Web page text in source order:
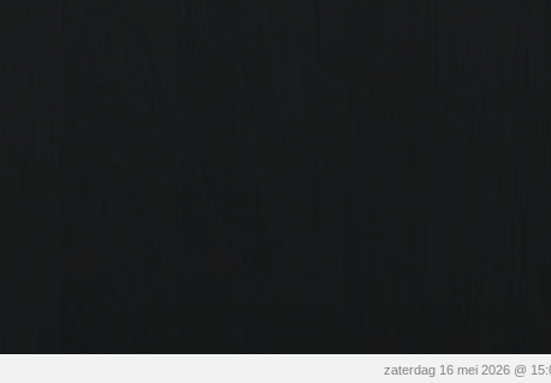
zaterdag 16 mei 2026 @